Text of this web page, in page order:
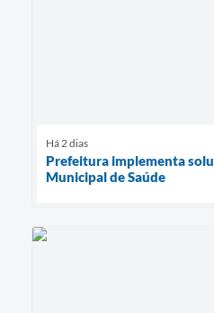
Há 2 dias
Prefeitura implementa
Municipal de Saúde